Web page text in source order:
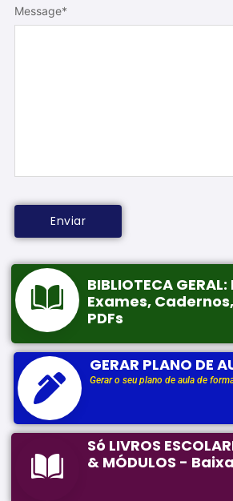
Message*
BIBLIOTECA
Exames,
PDFs
GERAR PLANO DE
Gerar o seu plano de aula de
Só LIVROS
& MÓDULOS -